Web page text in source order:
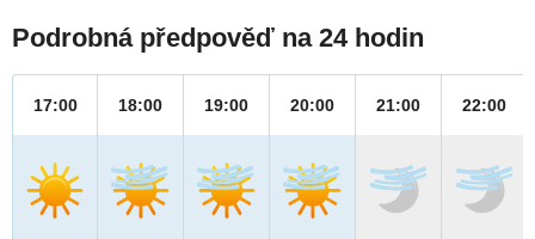
Podrobná předpověď na 24 hodin
17:00 18:00 19:00 20:00 21:00 22:00